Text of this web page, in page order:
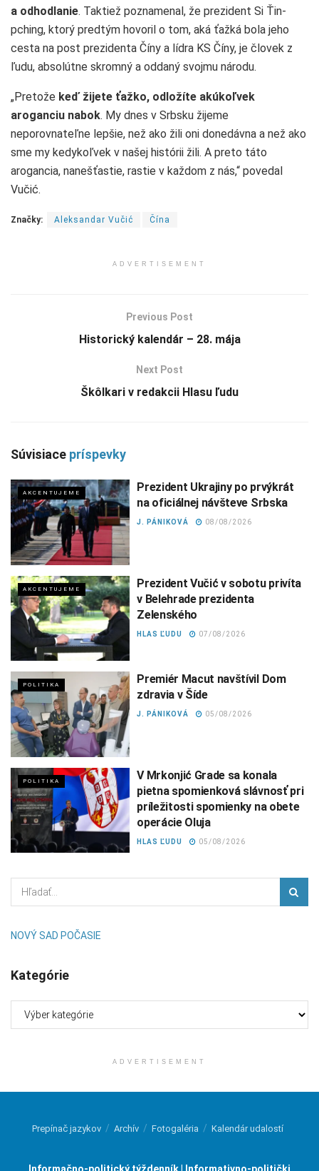
a odhodlanie. Taktiež poznamenal, že prezident Si Ťin-
pching, ktorý predtým hovoril o tom, aká ťažká bola jeho
cesta na post prezidenta Číny a lídra KS Číny, je človek z
ľudu, absolútne skromný a oddaný svojmu národu.
„Pretože keď žijete ťažko, odložíte akúkoľvek
aroganciu nabok. My dnes v Srbsku žijeme
neporovnateľne lepšie, než ako žili oni donedávna a než ako
sme my kedykoľvek v našej histórii žili. A preto táto
arogancia, nanešťastie, rastie v každom z nás,“ povedal
Vučić.
Značky: Aleksandar Vučić Čína
ADVERTISEMENT
Previous Post
Historický kalendár – 28. mája
Next Post
Škôlkari v redakcii Hlasu ľudu
Súvisiace príspevky
AKCENTUJEME
Prezident Ukrajiny po prvýkrát
na oficiálnej návšteve Srbska
J. PÁNIKOVÁ 08/08/2026
AKCENTUJEME
Prezident Vučić v sobotu privíta
v Belehrade prezidenta
Zelenského
HLAS ĽUDU 07/08/2026
POLITIKA
Premiér Macut navštívil Dom
zdravia v Šíde
J. PÁNIKOVÁ 05/08/2026
POLITIKA
V Mrkonjić Grade sa konala
pietna spomienková slávnosť pri
príležitosti spomienky na obete
operácie Oluja
HLAS ĽUDU 05/08/2026
NOVÝ SAD POČASIE
Kategórie
ADVERTISEMENT
Prepínač jazykov Archív Fotogaléria Kalendár udalostí